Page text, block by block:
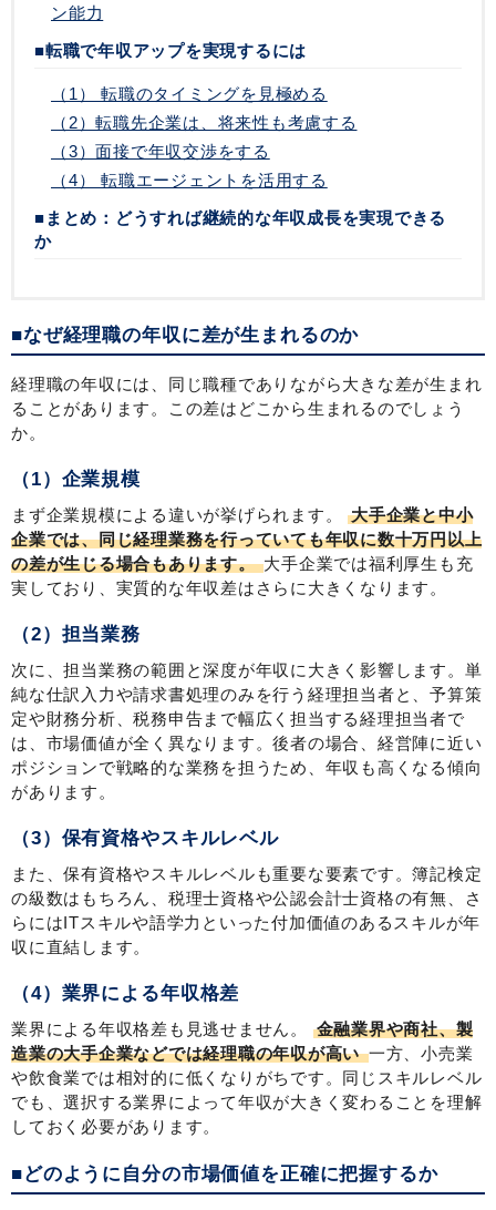
ン能力
■転職で年収アップを実現するには
（1） 転職のタイミングを見極める
（2）転職先企業は、将来性も考慮する
（3）面接で年収交渉をする
（4） 転職エージェントを活用する
■まとめ：どうすれば継続的な年収成長を実現できる
か
■なぜ経理職の年収に差が生まれるのか
経理職の年収には、同じ職種でありながら大きな差が生まれ
ることがあります。この差はどこから生まれるのでしょう
か。
（1）企業規模
まず企業規模による違いが挙げられます。
大手企業と中小
企業では、同じ経理業務を行っていても年収に数十万円以上
の差が生じる場合もあります。 大手企業では福利厚生も充
実しており、実質的な年収差はさらに大きくなります。
（2）担当業務
次に、担当業務の範囲と深度が年収に大きく影響します。単
純な仕訳入力や請求書処理のみを行う経理担当者と、予算策
定や財務分析、税務申告まで幅広く担当する経理担当者で
は、市場価値が全く異なります。後者の場合、経営陣に近い
ポジションで戦略的な業務を担うため、年収も高くなる傾向
があります。
（3）保有資格やスキルレベル
また、保有資格やスキルレベルも重要な要素です。簿記検定
の級数はもちろん、税理士資格や公認会計士資格の有無、さ
らにはITスキルや語学力といった付加価値のあるスキルが年
収に直結します。
（4）業界による年収格差
業界による年収格差も見逃せません。
金融業界や商社、製
造業の大手企業などでは経理職の年収が高い一方、小売業
や飲食業では相対的に低くなりがちです。同じスキルレベル
でも、選択する業界によって年収が大きく変わることを理解
しておく必要があります。
■どのように自分の市場価値を正確に把握するか